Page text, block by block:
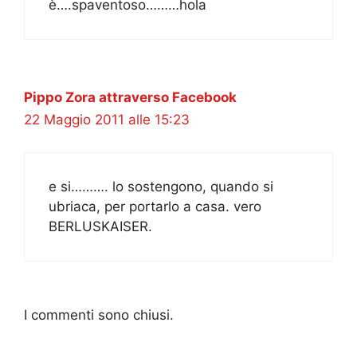
è….spaventoso………hola
Pippo Zora attraverso Facebook
22 Maggio 2011 alle 15:23
e si………. lo sostengono, quando si
ubriaca, per portarlo a casa. vero
BERLUSKAISER.
I commenti sono chiusi.